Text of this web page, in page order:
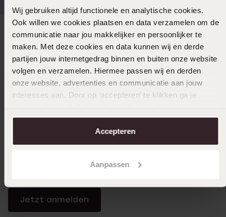
Wij gebruiken altijd functionele en analytische cookies.
Ook willen we cookies plaatsen en data verzamelen om de
communicatie naar jou makkelijker en persoonlijker te
maken. Met deze cookies en data kunnen wij en derde
partijen jouw internetgedrag binnen en buiten onze website
volgen en verzamelen. Hiermee passen wij en derden
onze website, advertenties en communicatie aan jouw
interesses aan. Door op ‘accepteren’ te klikken ga je
aanpassen. Lees er meer over in onscookiebeleid.
Accepteren
Aanpassen
Direkt zu
Über Lucardi
Werde Mitglied und erhalte immer mindestens 10%
Rabatt auf all deine Einkäufe
Jetzt anmelden